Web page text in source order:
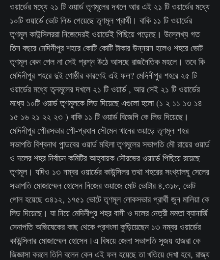
ওয়ার্ডের মধ্যে ২১ টি ওয়ার্ড তৃণমূলের দখলে আর এই ২১ টি ওয়ার্ডের মধ্যে
১০টি ওয়ার্ডে ভোট লিড পেয়েছে তৃণমূল প্রার্থী। বাকি ১১ টি ওয়ার্ডের
তৃণমূল কাউন্সিলররা নিজেদেরই ওয়ার্ডেই পিছিয়ে পড়েছে। উল্লেখ্য গত
তিন বছরে মেদিনীপুর শহরে কোটি কোটি টাকার উন্নয়ন হলেও শহরে ভোট
তৃণমূল কেন পেল না সেই প্রশ্ন উঠে আসছে রাজনৈতিক মহলে। তবে কি
মেদিনীপুর শহরে দুই গোষ্ঠীর কারণেই এই ফল? মেদিনীপুর শহরে ২৫ টি
ওয়ার্ডের মধ্যে তৃনমূলের দখলে ২১ টি ওয়ার্ড , আর সেই ২১ টি ওয়ার্ডের
মধ্যে ১০টি ওয়ার্ড তৃণমূলকে লিড দিয়েছে এগুলো হলো (১ ২ ১১ ১৩ ১৪
১৫ ১৬ ২১ ২২ ২৩ ) বাকি ১১ টি ওয়ার্ড বিজেপি কে লিড দিয়েছে।
মেদিনীপুর পৌরসভার পৌ-প্রধান সৌমেন খানের ওয়াড়ে তৃণমূল শহর
সভাপতি বিশ্বনাথ পান্ডবের ওয়ার্ড মহিলা তৃণমূলের সভাপতি মৌ রায়ের ওয়ার্ড
ও দলের শহর নির্বাচন কমিটির আহ্বায়ক সৌরভের ওয়ার্ডে পিছিয়ে রয়েছে
তৃণমূল। যদিও ১৩ নম্বর ওয়ার্ডের কাউন্সিলর তথা শহরের সংখ্যালঘু সেলের
সভাপতি মোজাম্মেল হোসেন নিজের ওয়াজে মোট ভোটার ৪,৩১৮, ভোট
পোল হয়েছে ৩৪১২, ১৭৫১ ভোটে তৃণমূল লোকসভার প্রার্থী জুন মালিয়া কে
লিড দিয়েছে। যা নিয়ে মেদিনীপুর শহর বাসী ও দলের নেত্রী মমতা ব্যানার্জি
সেনাপতি অভিষেকের কাছ থেকে প্রশংসা কুড়িয়েছেন ১৩ নম্বর ওয়ার্ডের
কাউন্সিলার মোজাম্মেল হোসেন।এ বিষয়ে জেলা সভাপতি সুজয় হাজরা কে
জিজ্ঞাসা করলে তিনি বলেন কেন এই ফল হয়েছে তা খতিয়ে দেখা হবে, রাজ্য